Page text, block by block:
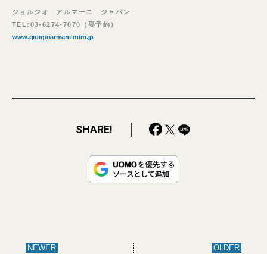
ジョルジオ アルマーニ ジャパン
TEL:03-6274-7070（要予約）
www.giorgioarmani-mtm.jp
SHARE!
NEWER OLDER